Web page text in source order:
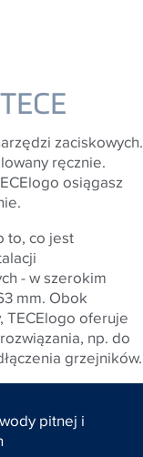
TECE
zaciskowych.
ręcznie.
osiągasz
to, co jest
- w szerokim
mm. Obok
TECElogo oferuje
np. do
grzejników.
pitnej i